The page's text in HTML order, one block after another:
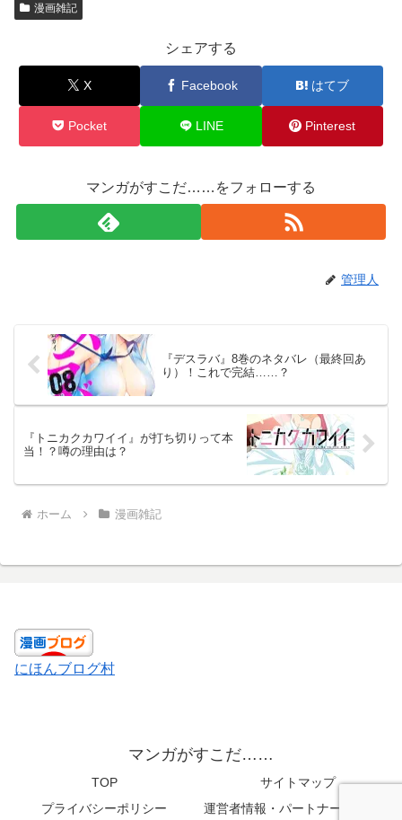
漫画雑記
シェアする
X Facebook はてブ
Pocket LINE Pinterest
マンガがすこだ……をフォローする
管理人
『デスラバ』8巻のネタバレ（最終回あ
り）！これで完結……？
『トニカクカワイイ』が打ち切りって本
当！？噂の理由は？
ホーム 漫画雑記
にほんブログ村
マンガがすこだ……
TOP
サイトマップ
プライバシーポリシー
運営者情報・パートナーメディア